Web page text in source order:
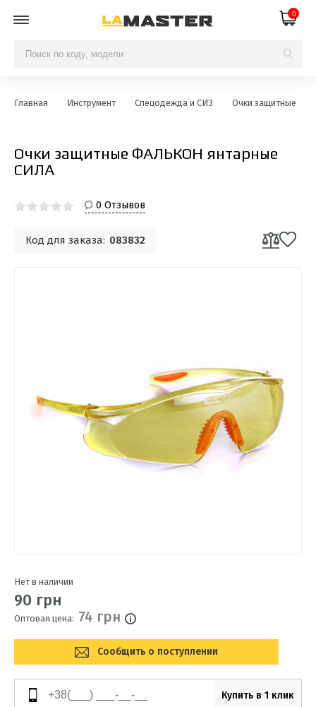
0
Главная Инструмент Спецодежда и СИЗ Очки защитные
Очки защитные ФАЛЬКОН янтарные
СИЛА
0 Отзывов
Код для заказа: 083832
Нет в наличии
90 грн
Оптовая цена: 74 грн
Сообщить о поступлении
Купить в 1 клик